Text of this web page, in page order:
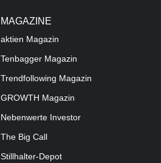
MAGAZINE
aktien Magazin
Tenbagger Magazin
Trendfollowing Magazin
GROWTH Magazin
Nebenwerte Investor
The Big Call
Stillhalter-Depot